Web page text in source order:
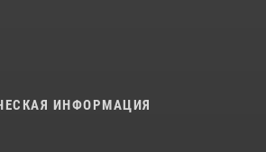
ИНФОРМАЦИЯ